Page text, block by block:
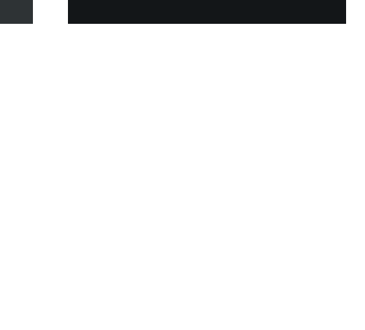
Come comporre la strategia di